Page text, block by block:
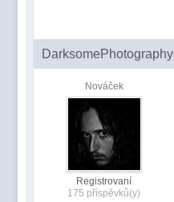
DarksomePhotography
Nováček
Registrovaní
175 příspěvků(y)